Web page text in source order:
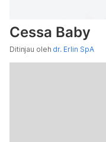
Cessa Baby
Ditinjau oleh dr. Erlin SpA